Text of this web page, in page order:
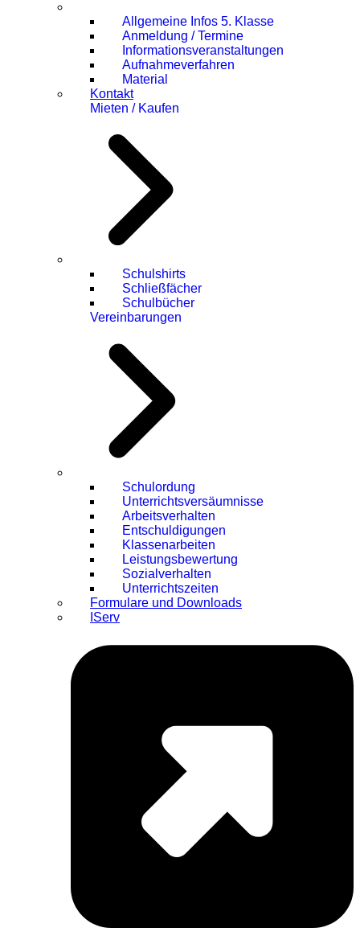
Allgemeine Infos 5. Klasse
Anmeldung / Termine
Informationsveranstaltungen
Aufnahmeverfahren
Material
Kontakt
Mieten / Kaufen
Schulshirts
Schließfächer
Schulbücher
Vereinbarungen
Schulordung
Unterrichtsversäumnisse
Arbeitsverhalten
Entschuldigungen
Klassenarbeiten
Leistungsbewertung
Sozialverhalten
Unterrichtszeiten
Formulare und Downloads
IServ